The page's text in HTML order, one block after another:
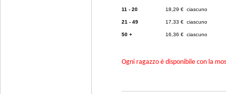
11 - 20 18,29 € ciascuno
21 - 49 17,33 € ciascuno
50 + 16,36 € ciascuno
Ogni ragazzo è disponibile con la